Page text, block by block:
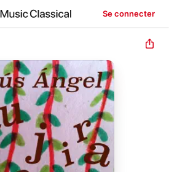
Se connecter